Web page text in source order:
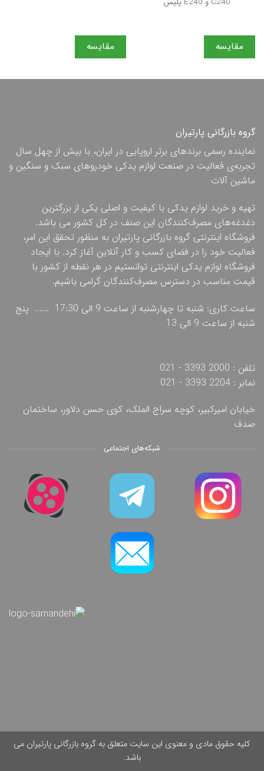
مقایسه مقایسه
گروه بازرگانی پارتیران
نماینده رسمی برندهای برتر اروپایی در ایران، با بیش از چهل سال
تجربه‌ی فعالیت در صنعت لوازم یدکی خودروهای سبک و سنگین و
ماشین آلات
تهیه و خرید لوازم یدکی با کیفیت و اصلی یکی از بزرگترین
دغدغه‌های مصرف‌کنندگان این صنف در کل کشور می باشد.
فروشگاه اینترنتی گروه بازرگانی پارتیران به منظور تحقق این امر،
فعالیت خود را در فضای کسب و کار آنلاین آغاز کرد. با ایجاد
فروشگاه لوازم یدکی اینترنتی توانستیم در هر نقطه از کشور با
قیمت مناسب در دسترس مصرف‌کنندگان گرامی باشیم.
ساعت کاری: شنبه تا چهارشنبه از ساعت 9 الی 17:30 ...... پنج
شنبه از ساعت 9 الی 13
تلفن : 2000 3393 - 021
نمابر : 2204 3393 - 021
خیابان امیرکبیر، کوچه سراج الملک، کوی حسن دلاور، ساختمان
صدف
شبکه‌های اجتماعی
کلیه حقوق مادی و معنوی این سایت متعلق به گروه بازرگانی پارتیران می
باشد.